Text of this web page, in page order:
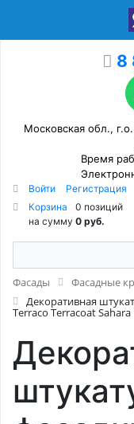
8
Московская обл.,
Время
Войти
Регистрация
Корзина
0 позиций
на сумму 0 руб.
Фасады
Фасадные
Декоративная
Terraco Terracoat Sahara